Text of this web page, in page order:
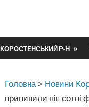
КОРОСТЕНСЬКИЙ Р-Н
Головна > Новини
припинили пів сотні